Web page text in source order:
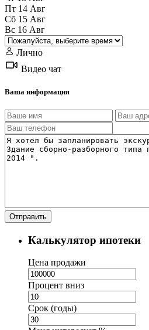
Пт 14 Авг
Сб 15 Авг
Вс 16 Авг
Лично
Видео чат
Ваша информация
Калькулятор ипотеки
Цена продажи
Процент вниз
Срок (годы)